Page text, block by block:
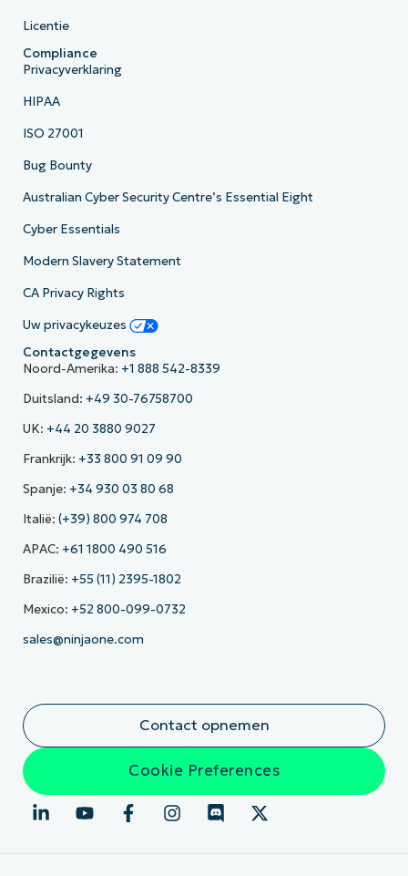
Licentie
Compliance
Privacyverklaring
HIPAA
ISO 27001
Bug Bounty
Australian Cyber Security Centre’s Essential Eight
Cyber Essentials
Modern Slavery Statement
CA Privacy Rights
Uw privacykeuzes
Contactgegevens
Noord-Amerika: +1 888 542-8339
Duitsland: +49 30-76758700
UK: +44 20 3880 9027
Frankrijk: +33 800 91 09 90
Spanje: +34 930 03 80 68
Italië: (+39) 800 974 708
APAC: +61 1800 490 516
Brazilië: +55 (11) 2395-1802
Mexico: +52 800-099-0732
sales@ninjaone.com
Contact opnemen
Cookie Preferences